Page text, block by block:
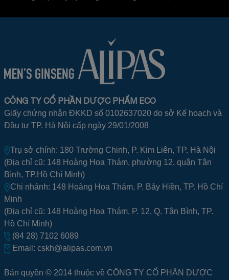
CÔNG TY CỔ PHẦN DƯỢC PHẨM ECO
Giấy chứng nhận ĐKKD số 0102637020 do sở Kế hoạch và
Đầu tư TP. Hà Nội cấp ngày 29/01/2008
Trụ sở chính: 180 Trường Chinh, P. Kim Liên, TP. Hà Nội
(Địa chỉ cũ: 148 Hoàng Hoa Thám, phường 12, quận Tân
Bình, TP.Hồ Chí Minh)
Chi nhánh: 148 Hoàng Hoa Thám, P. Bảy Hiền, TP. Hồ Chí
Minh
(Địa chỉ cũ: 148 Hoàng Hoa Thám, P. 12, Q. Tân Bình, TP.
Hồ Chí Minh)
(84 28) 7102 6089
Email: cskh@alipas.com.vn
Bản quyền © 2014 thuộc về CÔNG TY CỔ PHẦN DƯỢC